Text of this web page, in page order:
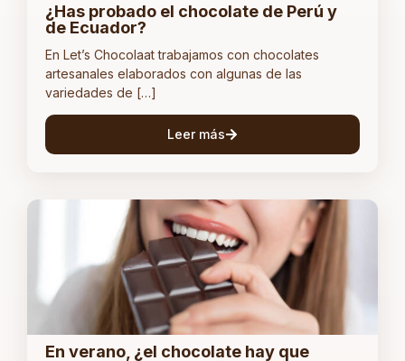
¿Has probado el chocolate de Perú y
de Ecuador?
En Let’s Chocolaat trabajamos con chocolates
artesanales elaborados con algunas de las
variedades de […]
Leer más
En verano, ¿el chocolate hay que